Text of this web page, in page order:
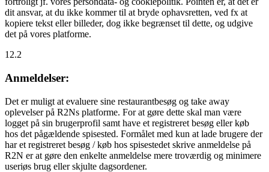
dit ansvar, at du ikke kommer til at bryde ophavsretten, ved fx at
kopiere tekst eller billeder, dog ikke begrænset til dette, og udgive
det på vores platforme.
12.2
Anmeldelser:
Det er muligt at evaluere sine restaurantbesøg og take away
oplevelser på R2Ns platforme. For at gøre dette skal man være
logget på sin brugerprofil samt have et registreret besøg eller køb
hos det pågældende spisested. Formålet med kun at lade brugere der
har et registreret besøg / køb hos spisestedet skrive anmeldelse på
R2N er at gøre den enkelte anmeldelse mere troværdig og minimere
useriøs brug eller skjulte dagsordener.